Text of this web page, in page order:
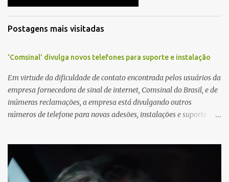
Postagens mais visitadas
'Comsinal' divulga novos telefones para suporte e instalação
Em virtude da dificuldade de contato encontrada pelos usuários da
empresa fornecedora de sinal de internet, Comsinal do Brasil, e de
inúmeras reclamações, a empresa está divulgando outros
números de telefone para novas adesões, instalações e suporte